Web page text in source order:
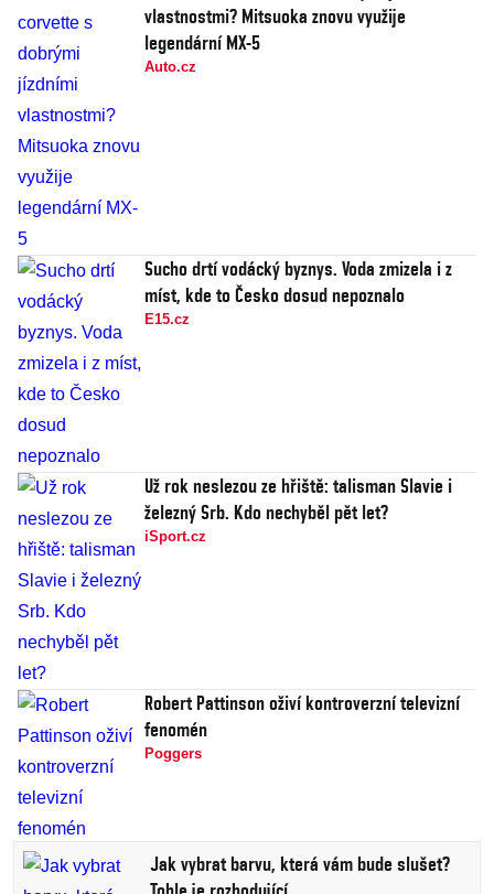
vlastnostmi? Mitsuoka znovu využije
legendární MX-5
Auto.cz
Sucho drtí vodácký byznys. Voda zmizela i z
míst, kde to Česko dosud nepoznalo
E15.cz
Už rok neslezou ze hřiště: talisman Slavie i
železný Srb. Kdo nechyběl pět let?
iSport.cz
Robert Pattinson oživí kontroverzní televizní
fenomén
Poggers
Jak vybrat barvu, která vám bude slušet?